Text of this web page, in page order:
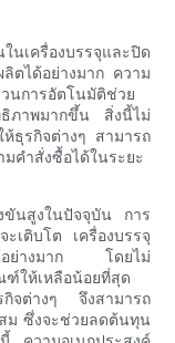
นเครื่องบรรจุและปิด
ตได้อย่างมาก ความ
วนการอัตโนมัติช่วย
ธิภาพมากขึ้น สิ่งนี้ไม่
ธุรกิจต่างๆ สามารถ
คำสั่งซื้อได้ในระยะ
นสูงในปัจจุบัน การ
เติบโต เครื่องบรรจุ
ด้อย่างมาก โดยไม่
ฑ์ให้เหลือน้อยที่สุด
กิจต่างๆ จึงสามารถ
ม ซึ่งจะช่วยลดต้นทุน